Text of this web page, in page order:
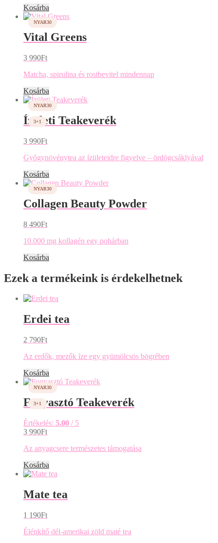
Kosárba
Vital Greens
3 990Ft
Matcha, spirulina és rostbevitel mindennap
Kosárba
Ízületi Teakeverék
3 990Ft
Gyógynövénytea az ízületeidre figyelve – ördögcsáklyával
Kosárba
Collagen Beauty Powder
8 490Ft
10.000 mg kollagén egy pohárban
Kosárba
Ezek a termékeink is érdekelhetnek
Erdei tea
2 790Ft
Az erdők, mezők íze egy gyümölcsös bögrében
Kosárba
Fogyasztó Teakeverék
Értékelés: 5.00 / 5
3 990Ft
Az anyagcsere természetes támogatása
Kosárba
Mate tea
1 190Ft
Élénkítő dél-amerikai zöld maté tea